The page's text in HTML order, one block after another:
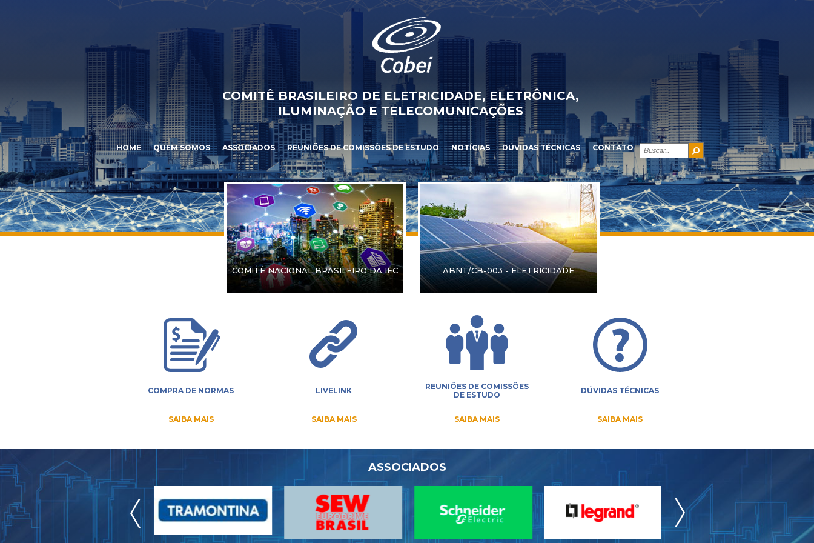
COMITÊ BRASILEIRO DE ELETRICIDADE, ELETRÔNICA,
ILUMINAÇÃO E TELECOMUNICAÇÕES
HOME QUEM SOMOS ASSOCIADOS REUNIÕES DE COMISSÕES DE ESTUDO NOTÍCIAS DÚVIDAS TÉCNICAS CONTATO
COMITÊ NACIONAL BRASILEIRO DA IEC ABNT/CB-003 - ELETRICIDADE
COMPRA DE NORMAS
SAIBA MAIS
LIVELINK
SAIBA MAIS
REUNIÕES DE COMISSÕES
DE ESTUDO
SAIBA MAIS
DÚVIDAS TÉCNICAS
SAIBA MAIS
ASSOCIADOS